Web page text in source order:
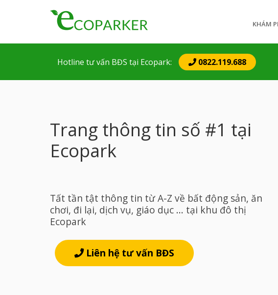
navigation
KHÁM
Hotline tư vấn BĐS tại Ecopark: 0822.119.688
Trang thông tin số #1 tại
Ecopark
Tất tần tật thông tin từ A-Z về bất động sản, ăn
chơi, đi lại, dịch vụ, giáo dục ... tại khu đô thị
Ecopark
Liên hệ tư vấn BĐS